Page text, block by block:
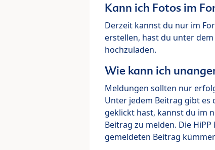
Kann ich Fotos im
Derzeit kannst du nur im
erstellen, hast du unter
hochzuladen.
Wie kann ich
Meldungen sollten nur
Unter jedem Beitrag gibt es
geklickt hast, kannst du im
Beitrag zu melden. Die
gemeldeten Beitrag